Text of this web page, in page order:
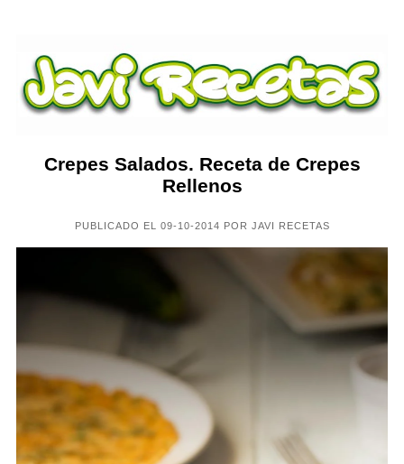
Crepes Salados. Receta de Crepes
Rellenos
PUBLICADO EL 09-10-2014 POR JAVI RECETAS